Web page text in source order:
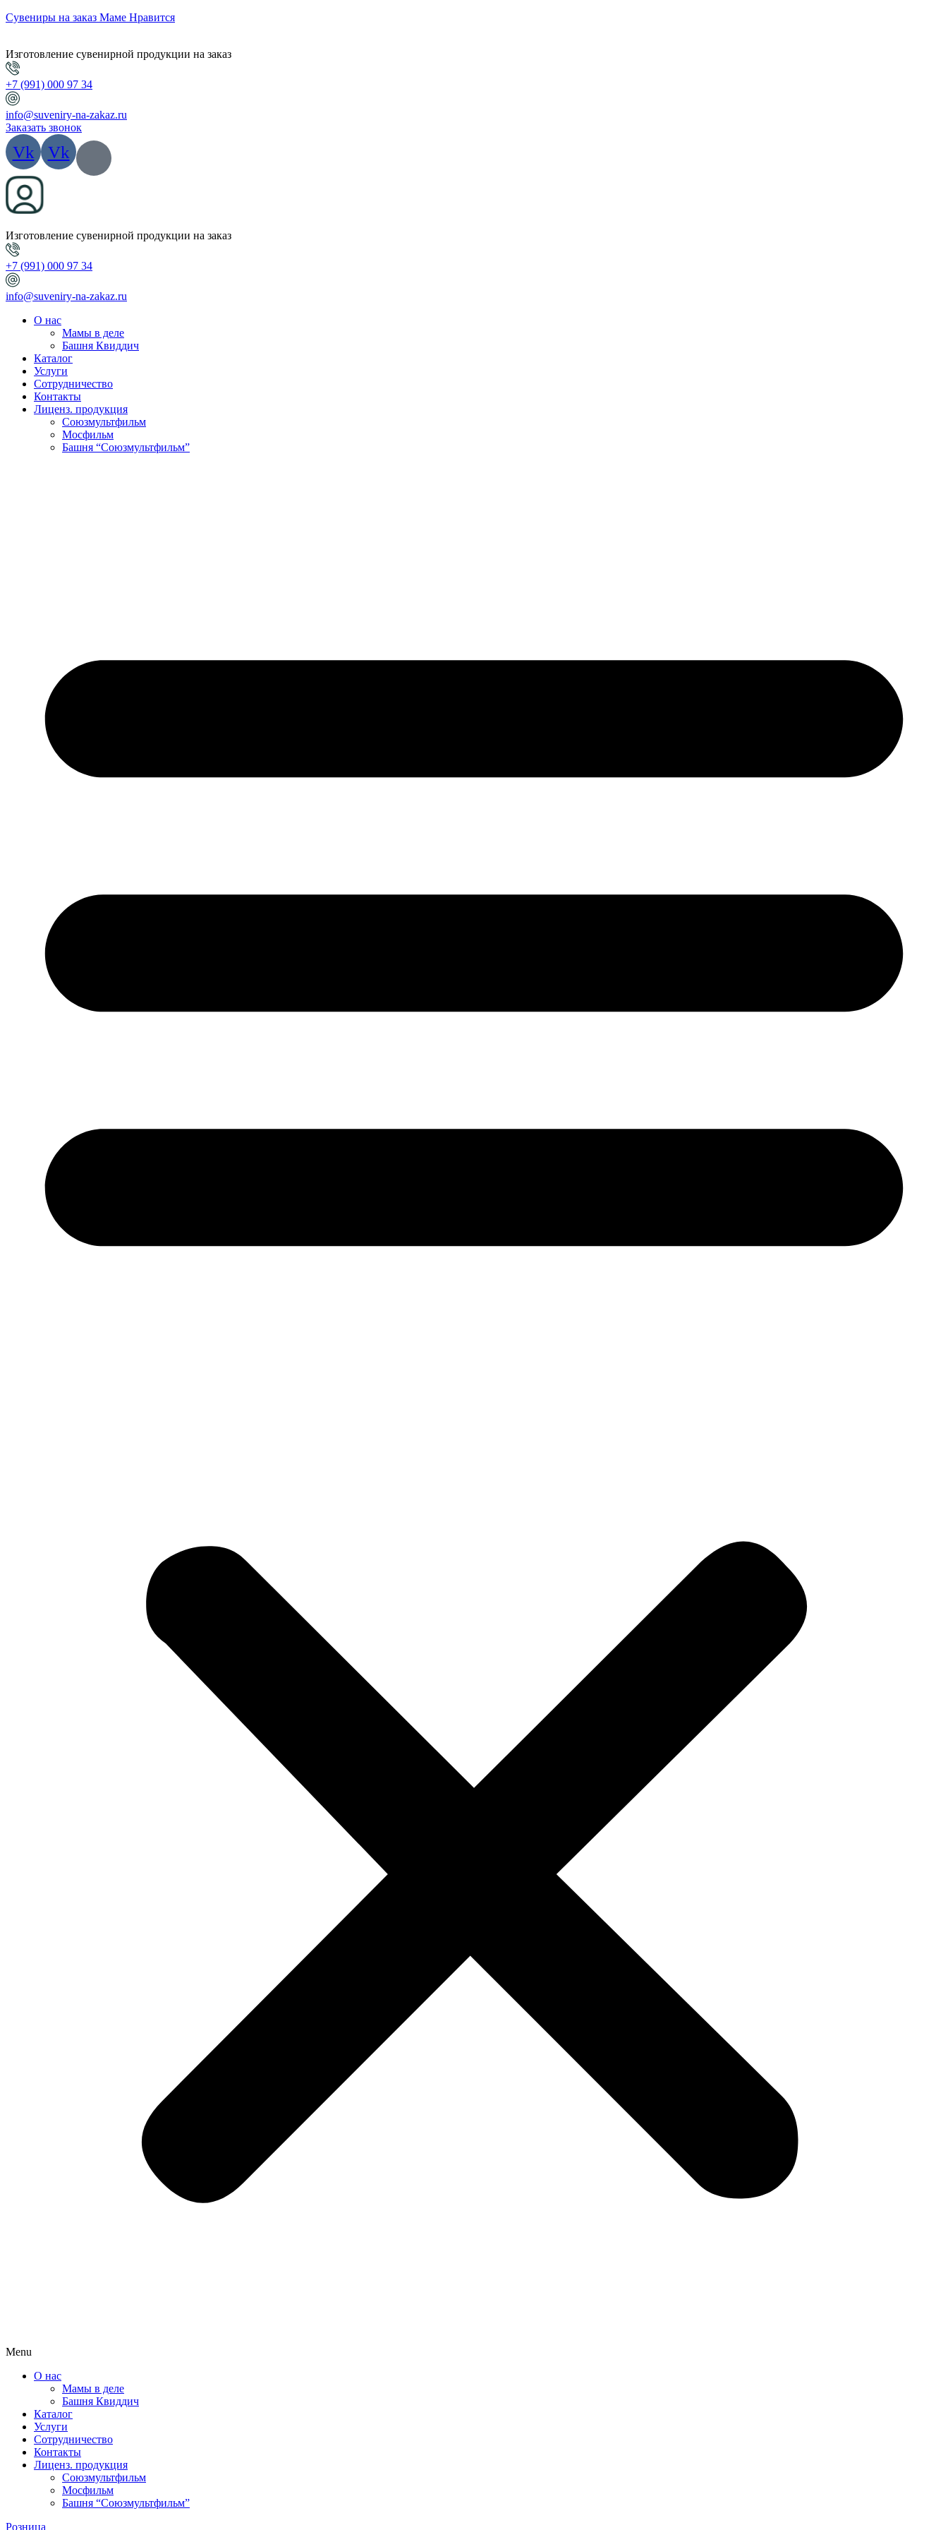
Сувениры на заказ Маме Нравится
Изготовление сувенирной продукции на заказ
+7 (991) 000 97 34
info@suveniry-na-zakaz.ru
Заказать звонок
Vk Vk
Изготовление сувенирной продукции на заказ
+7 (991) 000 97 34
info@suveniry-na-zakaz.ru
О нас
Мамы в деле
Башня Квиддич
Каталог
Услуги
Сотрудничество
Контакты
Лиценз. продукция
Союзмультфильм
Мосфильм
Башня “Союзмультфильм”
Menu
О нас
Мамы в деле
Башня Квиддич
Каталог
Услуги
Сотрудничество
Контакты
Лиценз. продукция
Союзмультфильм
Мосфильм
Башня “Союзмультфильм”
Розница